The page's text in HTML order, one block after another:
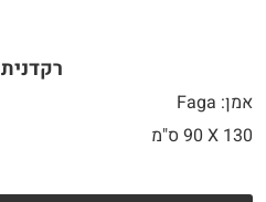
רקדנית
אמן: Faga
130 X